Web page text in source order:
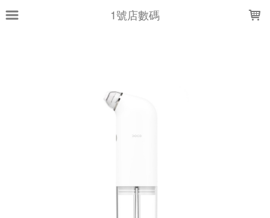
1號店數碼